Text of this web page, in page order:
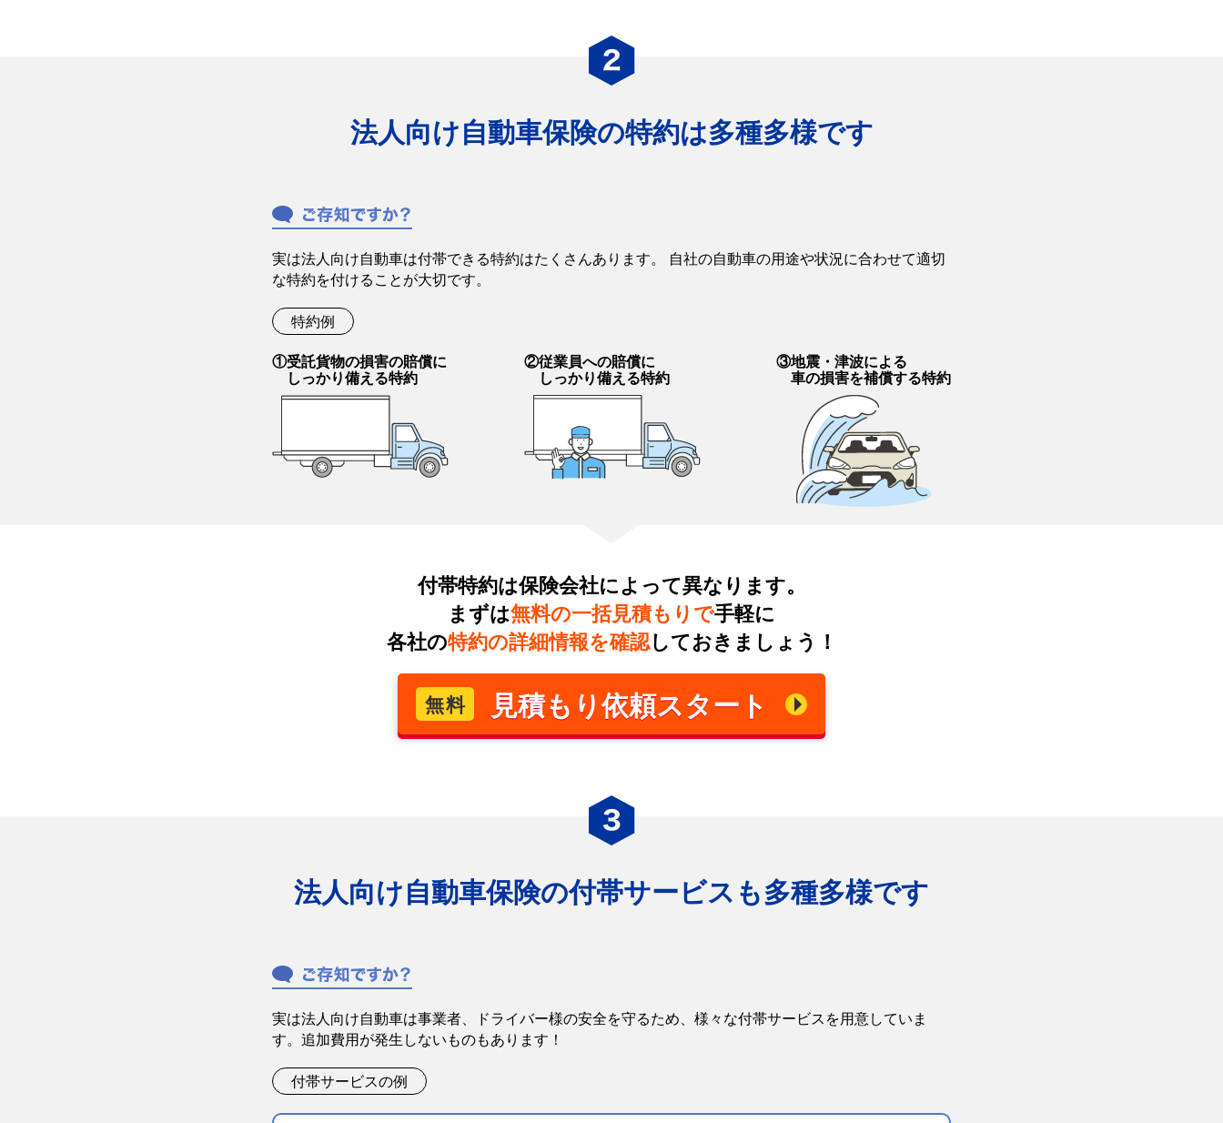
法人向け自動車保険の特約は多種多様です
実は法人向け自動車は付帯できる特約はたくさんあります。 自社の自動車の用途や状況に合わせて適切
な特約を付けることが大切です。
特約例
①受託貨物の損害の賠償に
しっかり備える特約
②従業員への賠償に
しっかり備える特約
③地震・津波による
車の損害を補償する特約
付帯特約は保険会社によって異なります。
まずは無料の一括見積もりで手軽に
各社の特約の詳細情報を確認しておきましょう！
無料 見積もり依頼スタート
法人向け自動車保険の付帯サービスも多種多様です
実は法人向け自動車は事業者、ドライバー様の安全を守るため、様々な付帯サービスを用意していま
す。追加費用が発生しないものもあります！
付帯サービスの例